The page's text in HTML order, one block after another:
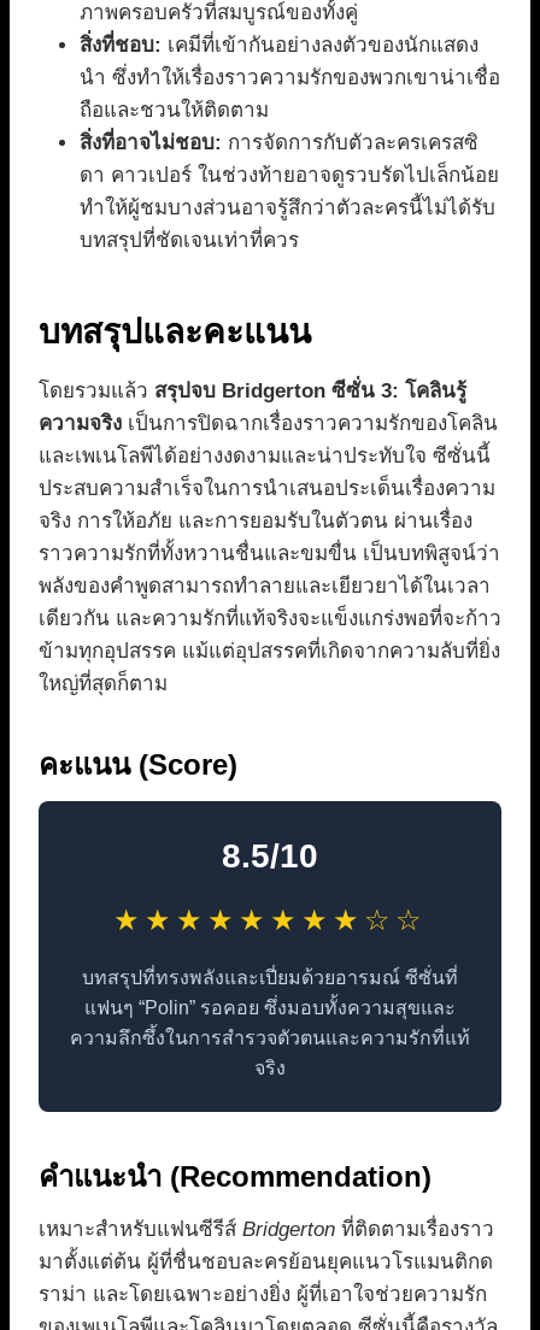
ภาพครอบครัวที่สมบูรณ์ของทั้งคู่
สิ่งที่ชอบ: เคมีที่เข้ากันอย่างลงตัวของนักแสดง
นำ ซึ่งทำให้เรื่องราวความรักของพวกเขาน่าเชื่อ
ถือและชวนให้ติดตาม
สิ่งที่อาจไม่ชอบ: การจัดการกับตัวละครเครสซิ
ดา คาวเปอร์ ในช่วงท้ายอาจดูรวบรัดไปเล็กน้อย
ทำให้ผู้ชมบางส่วนอาจรู้สึกว่าตัวละครนี้ไม่ได้รับ
บทสรุปที่ชัดเจนเท่าที่ควร
บทสรุปและคะแนน
โดยรวมแล้ว สรุปจบ Bridgerton ซีซั่น 3: โคลินรู้
ความจริง เป็นการปิดฉากเรื่องราวความรักของโคลิน
และเพเนโลพีได้อย่างงดงามและน่าประทับใจ ซีซั่นนี้
ประสบความสำเร็จในการนำเสนอประเด็นเรื่องความ
จริง การให้อภัย และการยอมรับในตัวตน ผ่านเรื่อง
ราวความรักที่ทั้งหวานชื่นและขมขื่น เป็นบทพิสูจน์ว่า
พลังของคำพูดสามารถทำลายและเยียวยาได้ในเวลา
เดียวกัน และความรักที่แท้จริงจะแข็งแกร่งพอที่จะก้าว
ข้ามทุกอุปสรรค แม้แต่อุปสรรคที่เกิดจากความลับที่ยิ่ง
ใหญ่ที่สุดก็ตาม
คะแนน (Score)
8.5/10
★★★★★★★★☆☆
บทสรุปที่ทรงพลังและเปี่ยมด้วยอารมณ์ ซีซั่นที่
แฟนๆ “Polin” รอคอย ซึ่งมอบทั้งความสุขและ
ความลึกซึ้งในการสำรวจตัวตนและความรักที่แท้
จริง
คำแนะนำ (Recommendation)
เหมาะสำหรับแฟนซีรีส์ Bridgerton ที่ติดตามเรื่องราว
มาตั้งแต่ต้น ผู้ที่ชื่นชอบละครย้อนยุคแนวโรแมนติกด
ราม่า และโดยเฉพาะอย่างยิ่ง ผู้ที่เอาใจช่วยความรัก